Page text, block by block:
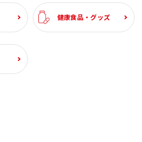
健康食品・グッズ